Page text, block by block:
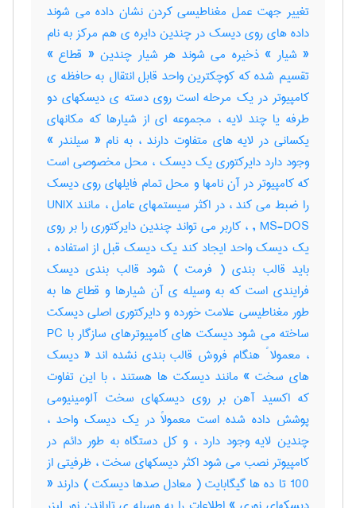
تغییر جهت عمل مغناطیسی کردن نشان داده می شوند
داده های روی دیسک در چندین دایره ی هم مرکز به نام
« شیار » ذخیره می شوند هر شیار چندین « قطاع »
تقسیم شده که کوچکترین واحد قابل انتقال به حافظه ی
کامپیوتر در یک مرحله است روی دسته ی دیسکهای دو
طرفه یا چند لایه ، مجموعه ای از شیارها که مکانهای
یکسانی در لایه های متفاوت دارند ، به نام « سیلندر »
وجود دارد دایرکتوری یک دیسک ، محل مخصوصی است
که کامپیوتر در آن نامها و محل تمام فایلهای روی دیسک
را ضبط می کند ، در اکثر سیستمهای عامل ، مانند UNIX
, MS-DOS ، کاربر می تواند چندین دایرکتوری را بر روی
یک دیسک واحد ایجاد کند یک دیسک قبل از استفاده ،
باید قالب بندی ( فرمت ) شود قالب بندی دیسک
فرایندی است که به وسیله ی آن شیارها و قطاع ها به
طور مغناطیسی علامت خورده و دایرکتوری اصلی دیسکت
ساخته می شود دیسکت های کامپیوترهای سازگار با PC
، معمولا ً هنگام فروش قالب بندی نشده اند « دیسک
های سخت » مانند دیسکت ها هستند ، با این تفاوت
که اکسید آهن بر روی دیسکهای سخت آلومینیومی
پوشش داده شده است معمولاً در یک دیسک واحد ،
چندین لایه وجود دارد ، و کل دستگاه به طور دائم در
کامپیوتر نصب می شود اکثر دیسکهای سخت ، ظرفیتی از
100 تا ده ها گیگابایت ( معادل صدها دیسکت ) دارند «